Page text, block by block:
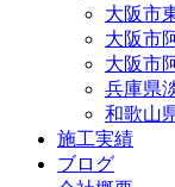
大阪市
大阪市
大阪市
兵庫県
和歌山
施工実績
ブログ